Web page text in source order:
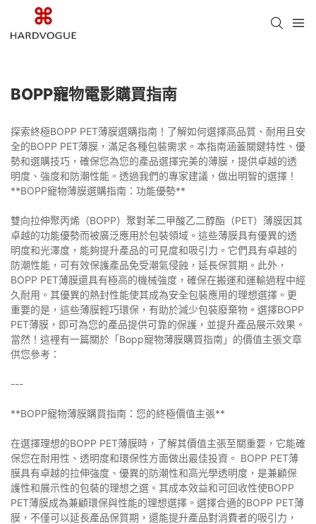
BOPP寵物電影購買指南
探索終極BOPP PET薄膜選購指南！了解如何選擇高品質、耐用且安
全的BOPP PET薄膜，滿足各種包裝需求。本指南涵蓋關鍵特性、優
勢和選購技巧，確保您為您的產品選擇完美的薄膜，提供卓越的透
明度、強度和防潮性能。透過我們的專家建議，做出明智的選擇！
**BOPP寵物薄膜選購指南：功能優勢**
雙向拉伸聚丙烯（BOPP）聚對苯二甲酸乙二醇酯（PET）薄膜因其
卓越的功能優勢而被廣泛應用於包裝領域。這些薄膜具有優異的透
明度和光澤度，能夠提升產品的可見度和吸引力。它們具有卓越的
防潮性能，可有效保護產品免受潮氣侵蝕，延長保質期。此外，
BOPP PET薄膜還具有極高的機械強度，確保在搬運和運輸過程中經
久耐用。其優異的熱封性能使其成為安全包裝應用的理想選擇。更
重要的是，這些薄膜輕巧環保，有助於減少包裝廢棄物。選擇BOPP
PET薄膜，即可為您的產品提供可靠的保護，並提升產品展示效果。
當然！這裡有一篇關於「Bopp寵物薄膜購買指南」的價值主張文章
供您參考：
---
**BOPP寵物薄膜購買指南：您的終極價值主張**
在選擇理想的BOPP PET薄膜時，了解其價值主張至關重要，它能確
保您在耐用性、透明度和環保性方面做出最佳投資。 BOPP PET薄
膜具有卓越的拉伸強度、優異的防潮性和高光學透明度，是兼顧保
護性和展示性的包裝的理想之選。其成本效益和可回收性使BOPP
PET薄膜成為兼顧環保與性能的理想選擇。選擇合適的BOPP PET薄
膜，不僅可以延長產品保質期，還能提升產品對消費者的吸引力，